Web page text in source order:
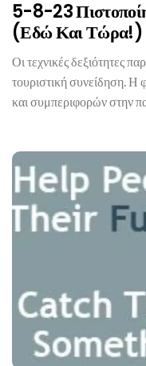
5-8-23
(Εδώ Και Τώρα!)
Οι τεχνικές δεξιότητες
τουριστική συνείδηση. Η
και συμπεριφορών στην